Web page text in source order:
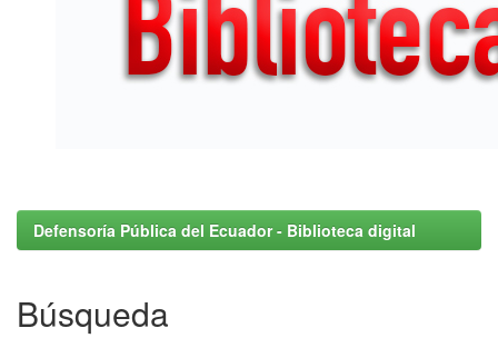
Defensoría Pública del Ecuador - Biblioteca digital
Búsqueda